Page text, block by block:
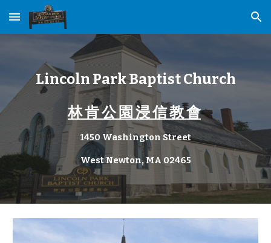
Skip to main content Skip to navigation
Lincoln ParkBaptistChurch
林 肯 公 園 浸 信 教 會
1450 Washington Street
West Newton, MA 02465